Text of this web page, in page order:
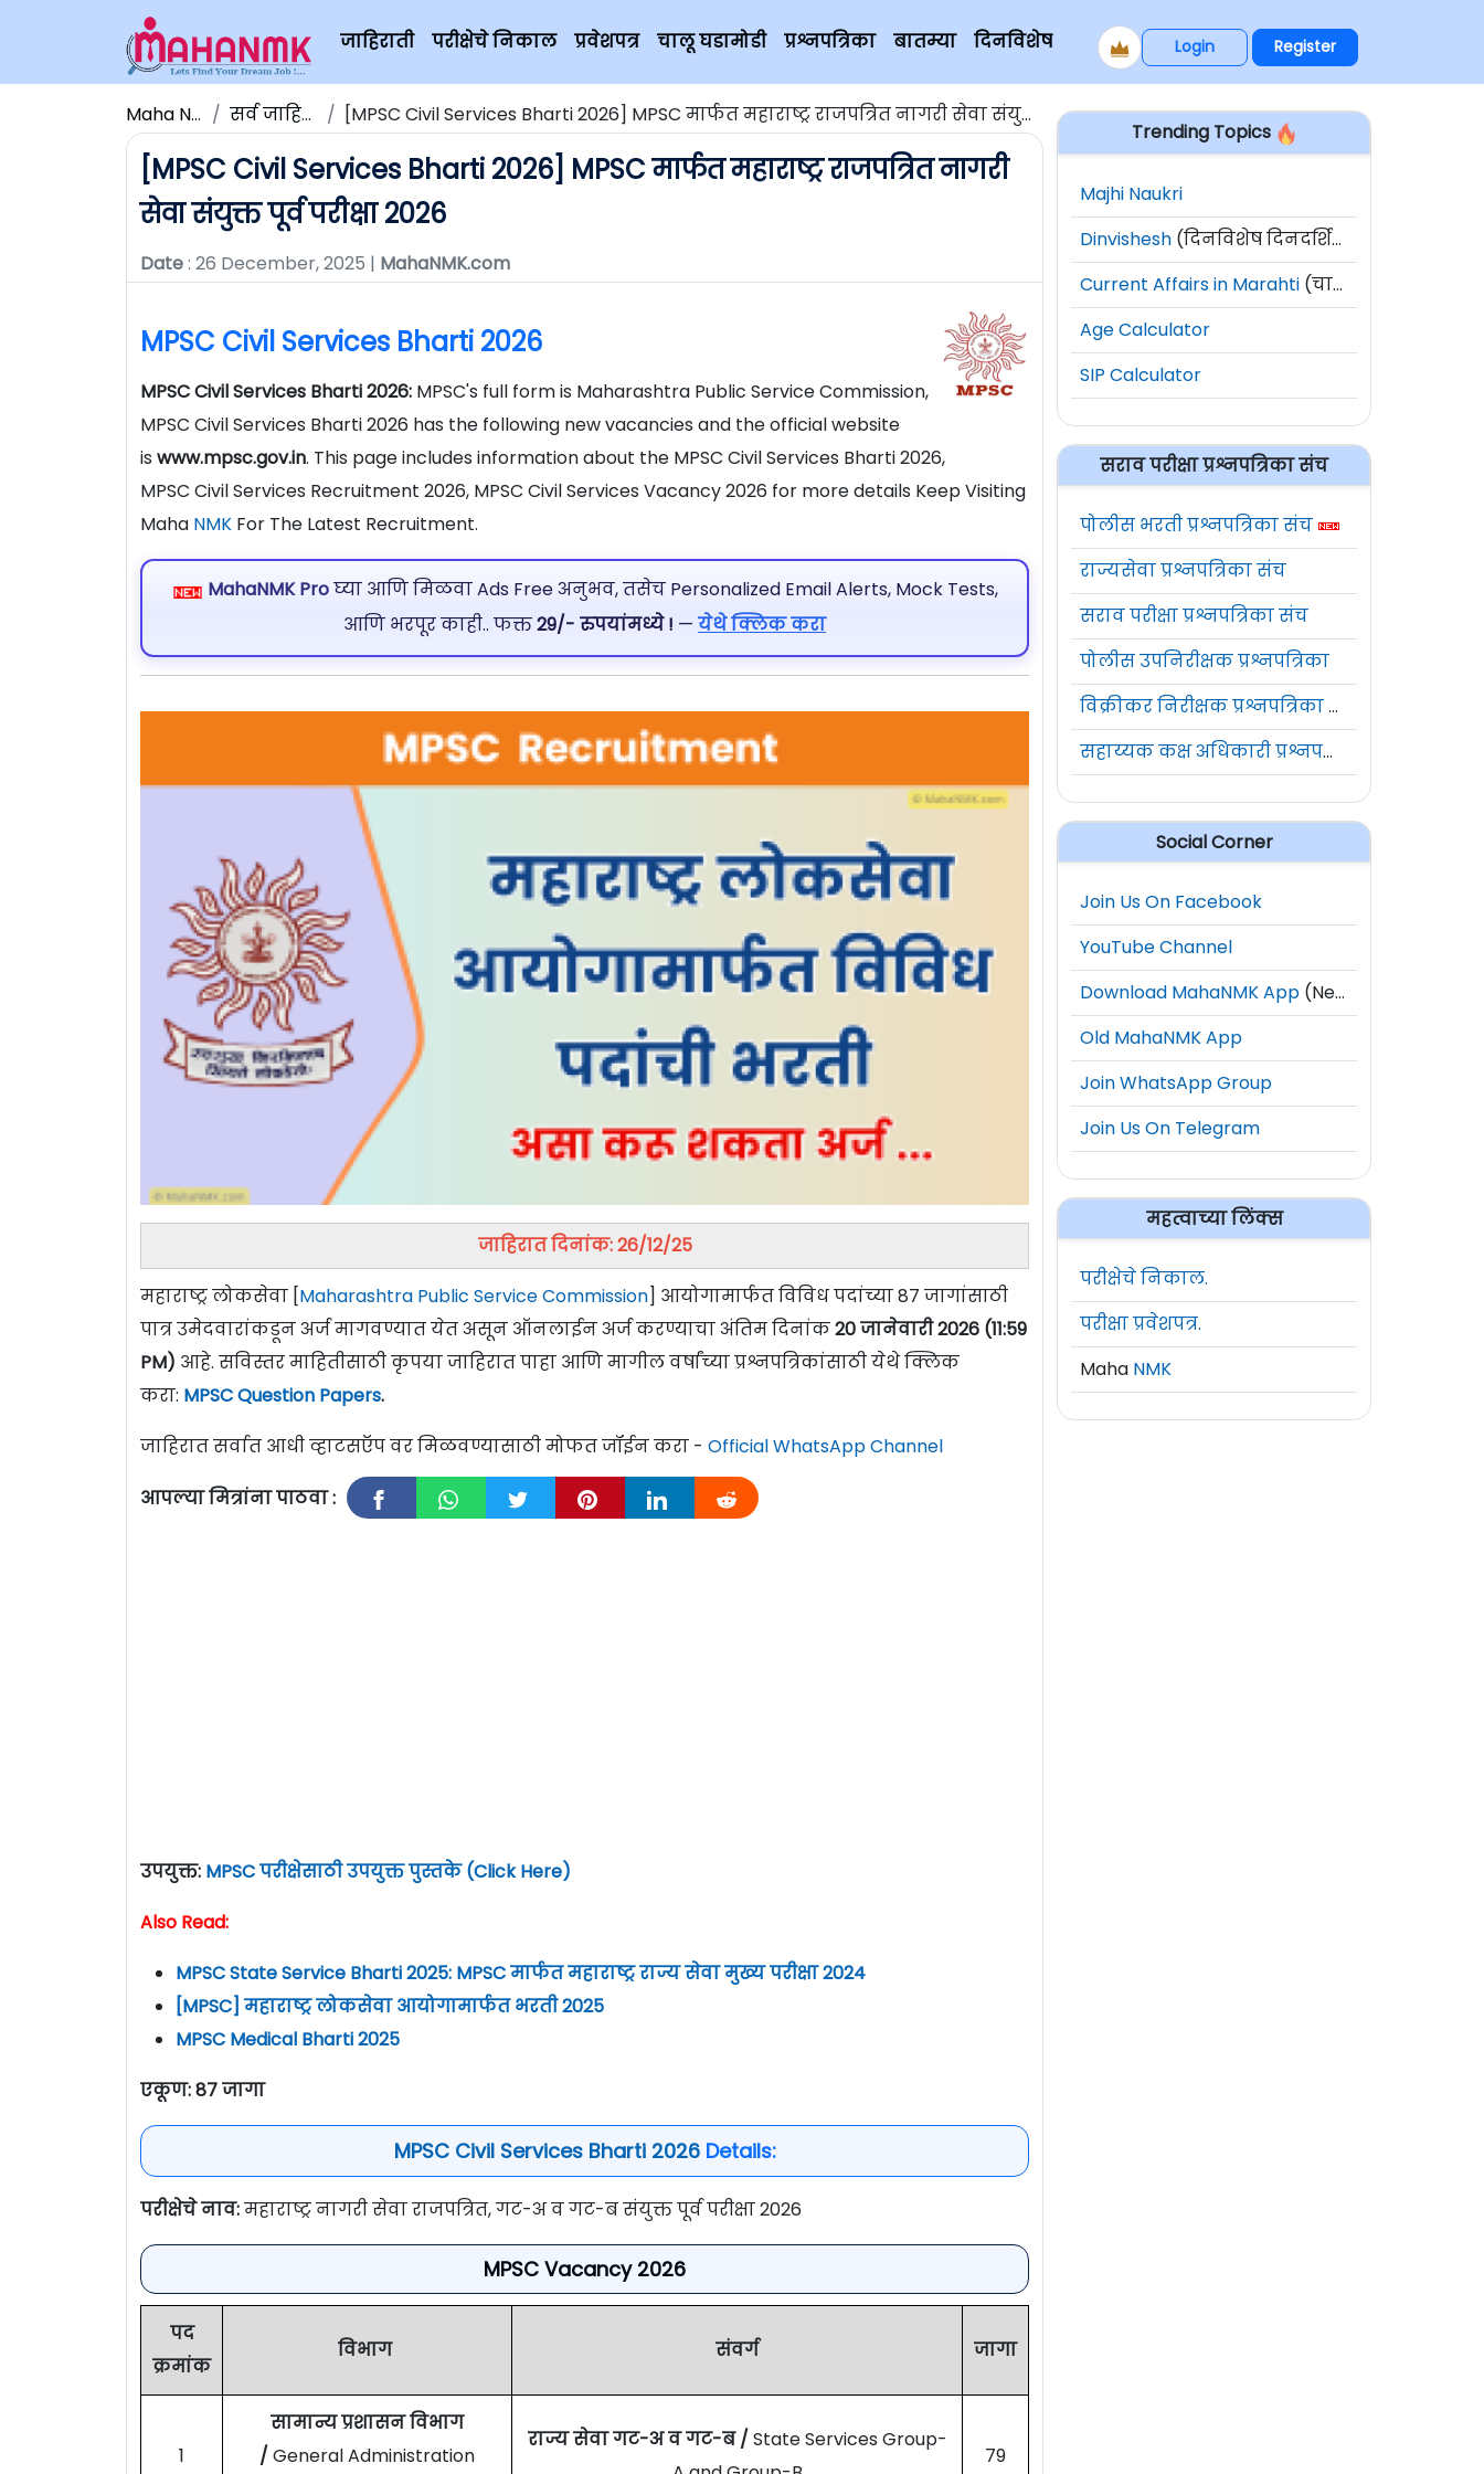
जाहिराती परीक्षेचे निकाल प्रवेशपत्र चालू घडामोडी प्रश्नपत्रिका बातम्या दिनविशेष Login Register
Maha NMK सर्व जाहिराती [MPSC Civil Services Bharti 2026] MPSC मार्फत महाराष्ट्र राजपत्रित नागरी सेवा संयुक्त पूर्व परीक्षा 2026
[MPSC Civil Services Bharti 2026] MPSC मार्फत महाराष्ट्र राजपत्रित नागरी
सेवा संयुक्त पूर्व परीक्षा 2026
Date: 26 December, 2025 | MahaNMK.com
MPSC Civil Services Bharti 2026
MPSC Civil Services Bharti 2026: MPSC's full form is Maharashtra Public Service Commission,
MPSC Civil Services Bharti 2026 has the following new vacancies and the official website
is www.mpsc.gov.in. This page includes information about the MPSC Civil Services Bharti 2026,
MPSC Civil Services Recruitment 2026, MPSC Civil Services Vacancy 2026 for more details Keep Visiting
Maha NMK For The Latest Recruitment.
MahaNMK Proघ्या आणि मिळवा Ads Free अनुभव, तसेच Personalized Email Alerts, Mock Tests,
आणि भरपूर काही.. फक्त29/- रुपयांमध्ये ! — येथे क्लिक करा
जाहिरात दिनांक: 26/12/25
महाराष्ट्र लोकसेवा [Maharashtra Public Service Commission] आयोगामार्फत विविधपदांच्या 87 जागांसाठी
पात्र उमेदवारांकडून अर्ज मागवण्यात येत असून ऑनलाईन अर्ज करण्याचा अंतिम दिनांक20 जानेवारी 2026 (11:59
PM) आहे. सविस्तर माहितीसाठी कृपया जाहिरात पाहा आणि मागील वर्षांच्या प्रश्नपत्रिकांसाठी येथे क्लिक
करा: MPSC Question Papers.
जाहिरात सर्वात आधी व्हाटसऍप वर मिळवण्यासाठी मोफत जॉईन करा - Official WhatsApp Channel
आपल्या मित्रांना पाठवा :
उपयुक्त: MPSC परीक्षेसाठी उपयुक्त पुस्तके (Click Here)
Also Read:
MPSC State Service Bharti 2025: MPSC मार्फत महाराष्ट्र राज्य सेवा मुख्य परीक्षा 2024
[MPSC] महाराष्ट्र लोकसेवा आयोगामार्फत भरती 2025
MPSC Medical Bharti 2025
एकूण: 87 जागा
MPSC Civil Services Bharti 2026Details:
परीक्षेचे नाव:महाराष्ट्र नागरी सेवा राजपत्रित, गट-अ व गट-ब संयुक्त पूर्व परीक्षा 2026
MPSC Vacancy 2026
पद
क्रमांक
विभाग संवर्ग जागा
1
सामान्य प्रशासन विभाग
/ General Administration
राज्य सेवा गट-अ व गट-ब / State Services Group-
79
Trending Topics
Majhi Naukri
Dinvishesh (दिनविशेष दिनदर्शिका)
Current Affairs in Marahti (चालू घडामोडी)
Age Calculator
SIP Calculator
सराव परीक्षा प्रश्नपत्रिका संच
पोलीस भरती प्रश्नपत्रिका संच
राज्यसेवा प्रश्नपत्रिका संच
सराव परीक्षा प्रश्नपत्रिका संच
पोलीस उपनिरीक्षक प्रश्नपत्रिका
विक्रीकर निरीक्षक प्रश्नपत्रिका संच
सहाय्यक कक्ष अधिकारी प्रश्नपत्रिका संच
Social Corner
Join Us On Facebook
YouTube Channel
Download MahaNMK App (New)
Old MahaNMK App
Join WhatsApp Group
Join Us On Telegram
महत्वाच्या लिंक्स
परीक्षेचे निकाल.
परीक्षा प्रवेशपत्र.
Maha NMK